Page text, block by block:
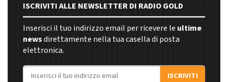
ISCRIVITI ALLE NEWSLETTER DI RADIO GOLD
Inserisci il tuo indirizzo email per ricevere le ultime
newsdirettamente nella tua casella di posta
elettronica.
Indirizzo email
ISCRIVITI